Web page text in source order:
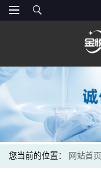
您当前的位置： 网站首页